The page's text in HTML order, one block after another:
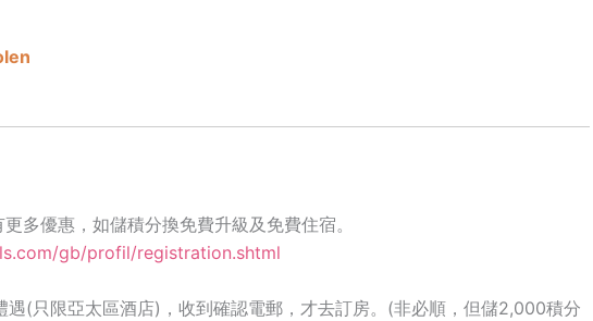
多優惠，如儲積分換免費升級及免費住宿。
gb/profil/registration.shtml
遇(只限亞太區酒店) ，收到確認電郵，才去訂房。 (非必順，但儲2,000積分